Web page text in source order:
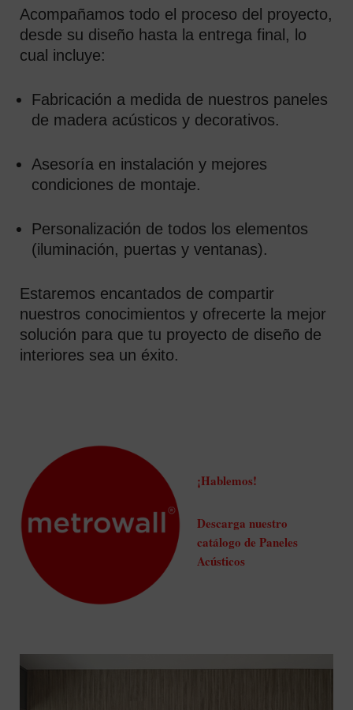
Acompañamos todo el proceso del proyecto,
desde su diseño hasta la entrega final, lo
cual incluye:
Fabricación a medida de nuestros paneles
de madera acústicos y decorativos.
Asesoría en instalación y mejores
condiciones de montaje.
Personalización de todos los elementos
(iluminación, puertas y ventanas).
Estaremos encantados de compartir
nuestros conocimientos y ofrecerte la mejor
solución para que tu proyecto de diseño de
interiores sea un éxito.
¡Hablemos!
Descarga nuestro
catálogo de Paneles
Acústicos